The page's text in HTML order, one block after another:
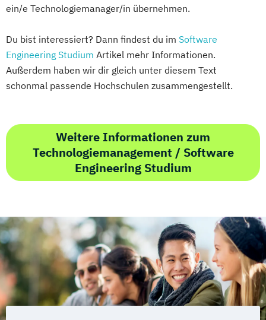
ein/e Technologiemanager/in übernehmen.
Du bist interessiert? Dann findest du im Software
Engineering Studium Artikel mehr Informationen.
Außerdem haben wir dir gleich unter diesem Text
schonmal passende Hochschulen zusammengestellt.
Weitere Informationen zum
Technologiemanagement / Software
Engineering Studium